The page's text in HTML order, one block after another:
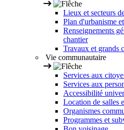
Lieux et secteurs
Plan d'urbanisme
Renseignements
chantier
Travaux et grands
Vie communautaire
Services aux
Services aux
Accessibilité
Location de salles
Organismes
Programmes et